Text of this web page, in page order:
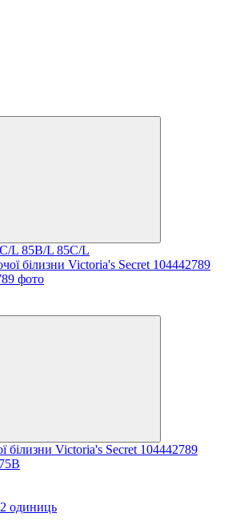
L 85B/L 85C/L
білизни Victoria's Secret 104442789
2 одиниць